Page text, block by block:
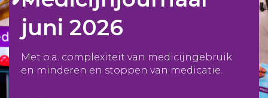
juni 2026
Met o.a. complexiteit van medicijngebruik
en minderen en stoppen van medicatie.